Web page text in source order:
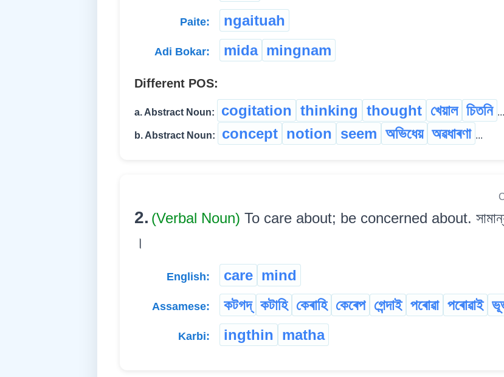
Paite: ngaituah
Adi Bokar: mida mingnam
Different POS:
a. Abstract Noun: cogitation thinking thought খেয়াল চিতনি ...
b. Abstract Noun: concept notion seem অভিধেয় অৱধাৰণা ...
2. (Verbal Noun) To care about; be concerned about.
।
English: care mind
Assamese: কটগদ্ কটাহি কেৰাহি কেৰেপ গেন্দাই পৰোৱা পৰোৱাই
Karbi: ingthin matha